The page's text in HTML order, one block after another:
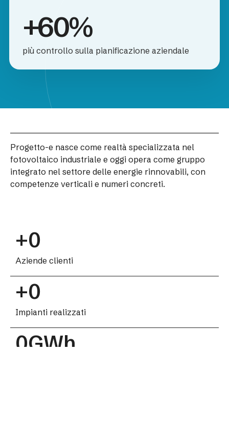
+60%
più controllo sulla pianificazione aziendale
Progetto-e nasce come realtà specializzata nel
fotovoltaico industriale e oggi opera come gruppo
integrato nel settore delle energie rinnovabili, con
competenze verticali e numeri concreti.
Aziende clienti
+0
Impianti realizzati
+0
0GWh